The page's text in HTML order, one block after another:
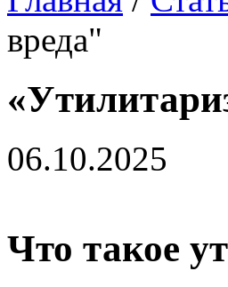
вреда"
06.10.2025
Что такое